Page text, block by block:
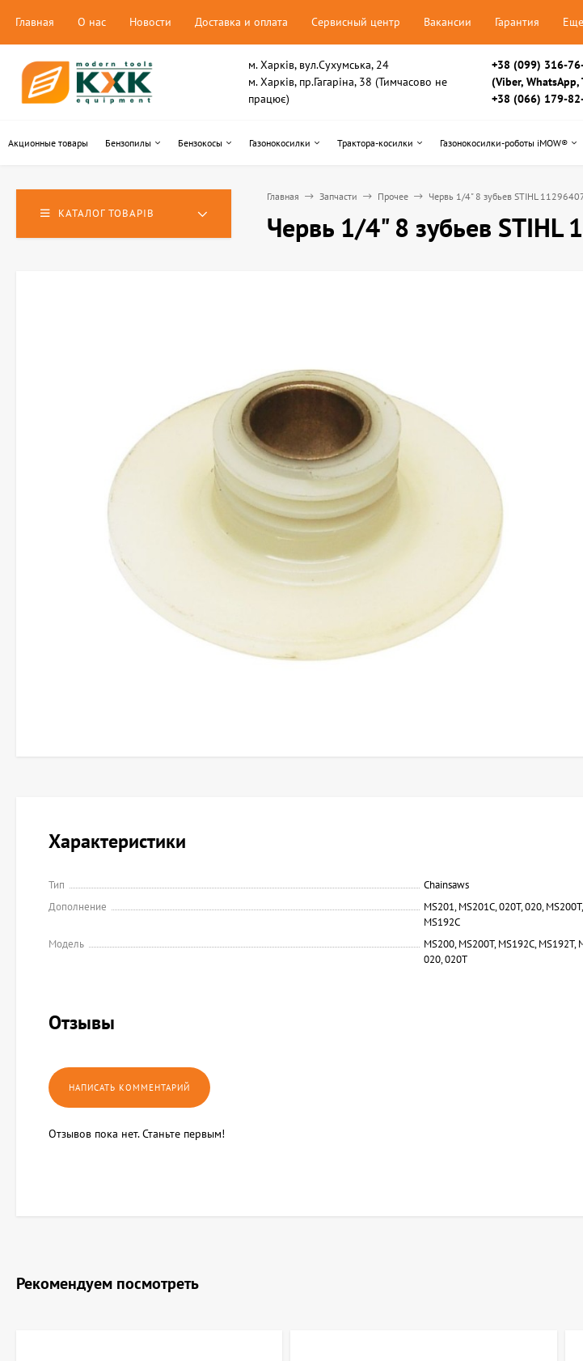
Главная О нас Новости Доставка и оплата Сервисный центр Вакансии Гарантия Еще
м. Харків, вул.Сухумська, 24
м. Харків, пр.Гагаріна, 38 (Тимчасово не
працює)
+38 (099) 316-
(Viber, WhatsApp,
+38 (066) 179-
Акционные товары Бензопилы Бензокосы Газонокосилки Трактора-косилки Газонокосилки-роботы iMOW®
КАТАЛОГ ТОВАРІВ
Главная Запчасти Прочее Червь 1/4" 8 зубьев STIHL
Червь 1/4" 8 зубьев STIHL
Характеристики
Тип
Chainsaws
Дополнение
MS201, MS201C, 020T, 020,
MS192C
Модель
MS200, MS200T, MS192C, MS192T,
020, 020T
Отзывы
Отзывов пока нет. Станьте первым!
Рекомендуем посмотреть